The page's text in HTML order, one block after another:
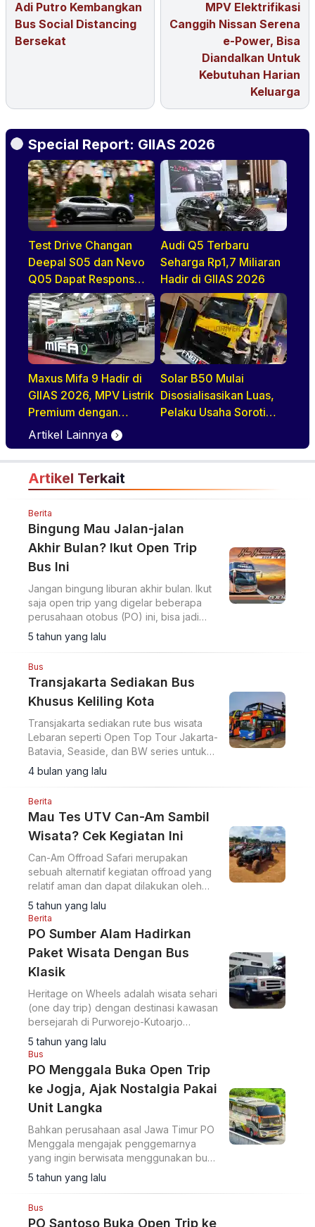
Adi Putro Kembangkan
Bus Social Distancing
Bersekat
MPV Elektrifikasi
Canggih Nissan Serena
e-Power, Bisa
Diandalkan Untuk
Kebutuhan Harian
Keluarga
Special Report: GIIAS 2026
Test Drive Changan
Deepal S05 dan Nevo
Q05 Dapat Respons
Positif di GIIAS 2026
Audi Q5 Terbaru
Seharga Rp1,7 Miliaran
Hadir di GIIAS 2026
Maxus Mifa 9 Hadir di
GIIAS 2026, MPV Listrik
Premium dengan
Definisi Baru Quiet
Luxury
Solar B50 Mulai
Disosialisasikan Luas,
Pelaku Usaha Soroti
BBM
Artikel Lainnya
Artikel Terkait
Berita
Bingung Mau Jalan-jalan
Akhir Bulan? Ikut Open Trip
Bus Ini
Jangan bingung liburan akhir bulan. Ikut
saja open trip yang digelar beberapa
perusahaan otobus (PO) ini, bisa jadi
justru menambah teman.
5 tahun yang lalu
Bus
Transjakarta Sediakan Bus
Khusus Keliling Kota
Transjakarta sediakan rute bus wisata
Lebaran seperti Open Top Tour Jakarta-
Batavia, Seaside, dan BW series untuk
jelajahi kawasan bersejarah serta pesisir
4 bulan yang lalu
Berita
Mau Tes UTV Can-Am Sambil
Wisata? Cek Kegiatan Ini
Can-Am Offroad Safari merupakan
sebuah alternatif kegiatan offroad yang
relatif aman dan dapat dilakukan oleh
pemula tanpa mengurangi keseruan dari
olahraga ekstrim ini.
5 tahun yang lalu
Berita
PO Sumber Alam Hadirkan
Paket Wisata Dengan Bus
Klasik
Heritage on Wheels adalah wisata sehari
(one day trip) dengan destinasi kawasan
bersejarah di Purworejo-Kutoarjo
menggunakan bus klasik Dodge D
Series.
5 tahun yang lalu
Bus
PO Menggala Buka Open Trip
ke Jogja, Ajak Nostalgia Pakai
Unit Langka
Bahkan perusahaan asal Jawa Timur PO
Menggala mengajak penggemarnya
yang ingin berwisata menggunakan bus
Yutong
5 tahun yang lalu
Bus
PO Santoso Buka Open Trip ke